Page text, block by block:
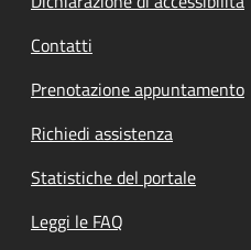
Contatti
Prenotazione appuntamento
Richiedi assistenza
Statistiche del portale
Leggi le FAQ